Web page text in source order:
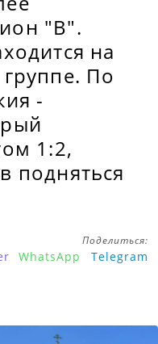
"В".
на
По
-
1:2,
подняться
Поделиться:
WhatsApp Telegram